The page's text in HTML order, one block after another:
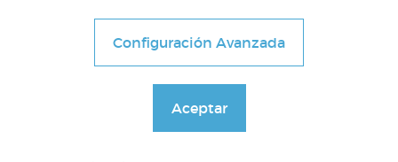
2º Primaria (7-8 años)
Aprendiendo matematicas
Configuración Avanzada
Aceptar